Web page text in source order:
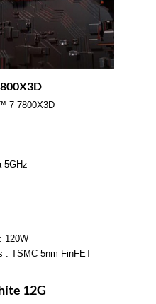
7 7800X3D
5GHz
120W
: TSMC 5nm FinFET
12G